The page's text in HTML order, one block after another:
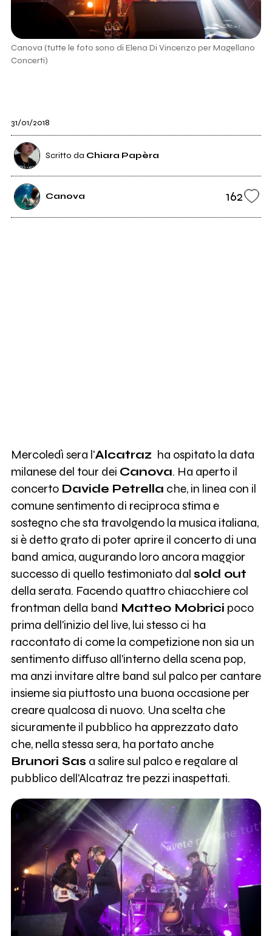
Canova (tutte le foto sono di Elena Di Vincenzo per Magellano
Concerti)
31/01/2018
Scritto da Chiara Papèra
Canova 162
Mercoledì sera l'Alcatraz ha ospitato la data
milanese del tour dei Canova. Ha aperto il
concerto Davide Petrella che, in linea con il
comune sentimento di reciproca stima e
sostegno che sta travolgendo la musica italiana,
si è detto grato di poter aprire il concerto di una
band amica, augurando loro ancora maggior
successo di quello testimoniato dal sold out
della serata. Facendo quattro chiacchiere col
frontman della band Matteo Mobrici poco
prima dell'inizio del live, lui stesso ci ha
raccontato di come la competizione non sia un
sentimento diffuso all'interno della scena pop,
ma anzi invitare altre band sul palco per cantare
insieme sia piuttosto una buona occasione per
creare qualcosa di nuovo. Una scelta che
sicuramente il pubblico ha apprezzato dato
che, nella stessa sera, ha portato anche
Brunori Sas a salire sul palco e regalare al
pubblico dell'Alcatraz tre pezzi inaspettati.